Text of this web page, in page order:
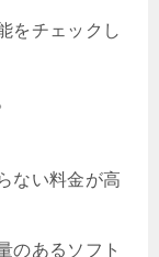
をチェックし
ない料金が高
のあるソフト